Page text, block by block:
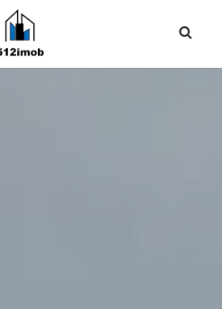
Página inicial